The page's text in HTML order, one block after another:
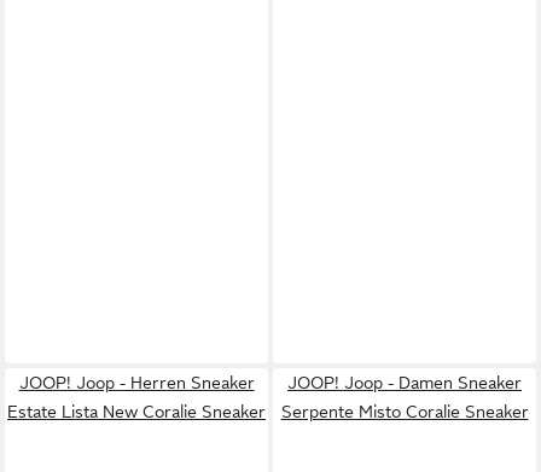
JOOP! Joop - Herren Sneaker
Estate Lista New Coralie Sneaker
JOOP! Joop - Damen Sneaker
Serpente Misto Coralie Sneaker